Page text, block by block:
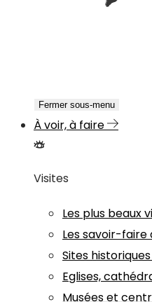
Fermer sous-menu
À voir, à faire
Visites
Les plus beaux
Les savoir-faire
Sites
Eglises,
Musées et